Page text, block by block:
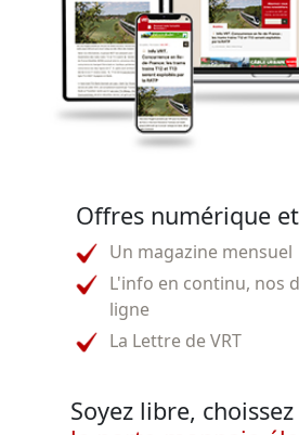
Offres numérique
Un magazine mensuel
L'info en continu, nos
ligne
La Lettre de VRT
Soyez libre, choissez